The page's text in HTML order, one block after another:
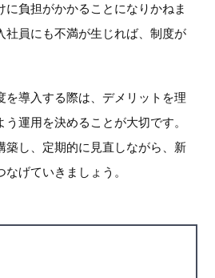
に負担がかかることになりかねま
社員にも不満が生じれば、制度が
を導入する際は、デメリットを理
運用を決めることが大切です。
築し、定期的に見直しながら、新
げていきましょう。